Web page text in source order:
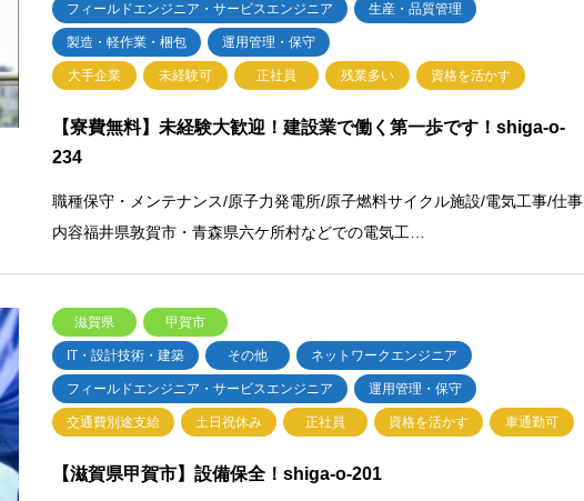
フィールドエンジニア・サービスエンジニア 生産・品質管理
製造・軽作業・梱包 運用管理・保守
大手企業 未経験可 正社員 残業多い 資格を活かす
【寮費無料】未経験大歓迎！建設業で働く第一歩です！shiga-o-
234
職種保守・メンテナンス/原子力発電所/原子燃料サイクル施設/電気工事/仕事
内容福井県敦賀市・青森県六ケ所村などでの電気工…
滋賀県 甲賀市
IT・設計技術・建築 その他 ネットワークエンジニア
フィールドエンジニア・サービスエンジニア 運用管理・保守
交通費別途支給 土日祝休み 正社員 資格を活かす 車通勤可
【滋賀県甲賀市】設備保全！shiga-o-201